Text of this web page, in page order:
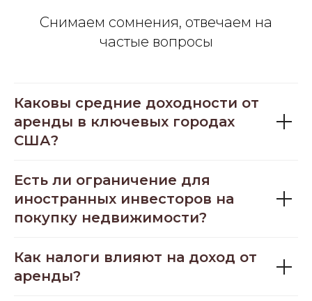
Снимаем сомнения, отвечаем на
частые вопросы
Каковы средние доходности от
аренды в ключевых городах
США?
Есть ли ограничение для
иностранных инвесторов на
покупку недвижимости?
Как налоги влияют на доход от
аренды?